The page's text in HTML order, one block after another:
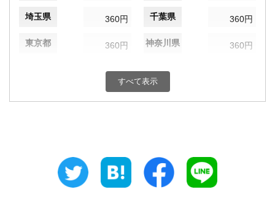
埼玉県 360円 千葉県 360円
東京都 360円 神奈川県 360円
360円 富山県
360円 三重県
すべて表示